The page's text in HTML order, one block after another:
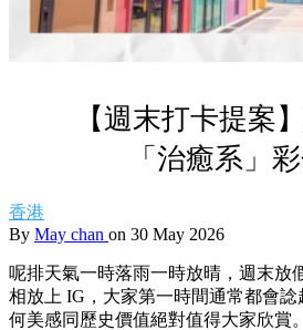
【週末打卡提案
「治癒系」
香港
By May chan on 30 May 2026
呢排天氣一時落雨一時放晴，週末放
相放上 IG，大家第一時間通常都會
何美感同歷史價值絕對值得大家欣賞